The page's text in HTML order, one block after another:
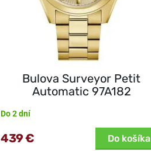
Bulova Surveyor Petit
Automatic 97A182
Do 2 dní
439 € Do košíka